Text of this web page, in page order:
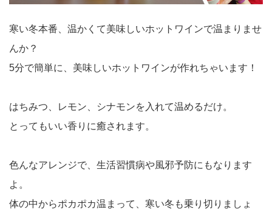
寒い冬本番、温かくて美味しいホットワインで温まりませ
んか？
5分で簡単に、美味しいホットワインが作れちゃいます！
はちみつ、レモン、シナモンを入れて温めるだけ。
とってもいい香りに癒されます。
色んなアレンジで、生活習慣病や風邪予防にもなります
よ。
体の中からポカポカ温まって、寒い冬も乗り切りましょ